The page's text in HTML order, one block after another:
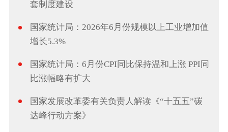
套制度建设
国家统计局：2026年6月份规模以上工业增加值
增长5.3%
国家统计局：6月份CPI同比保持温和上涨 PPI同
比涨幅略有扩大
国家发展改革委有关负责人解读《“十五五”碳
达峰行动方案》